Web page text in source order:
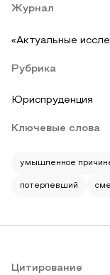
Журнал
«Актуальные
Рубрика
Юриспруденция
Ключевые слова
умышленное
потерпевший
Цитирование